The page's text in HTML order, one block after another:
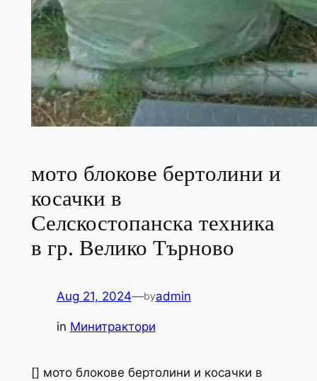
мото блокове бертолини и
косачки в
Селскостопанска техника
в гр. Велико Търново
Aug 21, 2024—byadmin
in Минитрактори
[] мото блокове бертолини и косачки в